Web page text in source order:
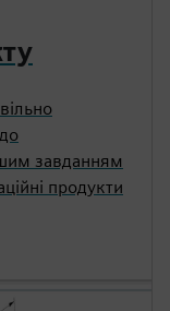
завданням
продукти